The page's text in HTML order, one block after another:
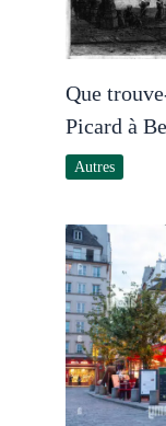
Que
Picard à
Autres